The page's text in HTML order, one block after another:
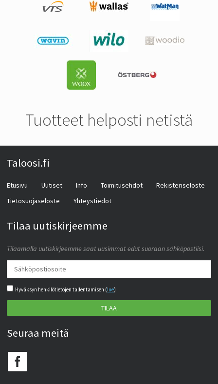
Tuotteet helposti netistä
Taloosi.fi
Etusivu Uutiset Info Toimitusehdot
Rekisteriseloste
Tietosuojaseloste
Yhteystiedot
Tilaa uutiskirjeemme
Tilaamalla uutiskirjeemme saat uusimmat edut suoraan sähköpostiisi.
Hyväksyn henkilötietojen tallentamisen (lue)
TILAA
Seuraa meitä